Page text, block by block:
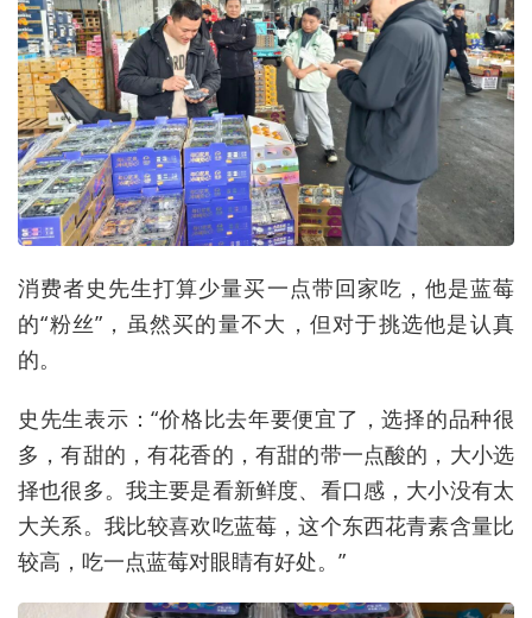
消费者史先生打算少量买一点带回家吃，他是蓝莓
的“粉丝”，虽然买的量不大，但对于挑选他是认真
的。
史先生表示：“价格比去年要便宜了，选择的品种很
多，有甜的，有花香的，有甜的带一点酸的，大小选
择也很多。我主要是看新鲜度、看口感，大小没有太
大关系。我比较喜欢吃蓝莓，这个东西花青素含量比
较高，吃一点蓝莓对眼睛有好处。”